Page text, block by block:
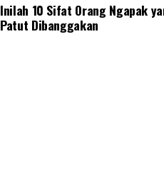
Inilah 10 Sifat Orang Ngapak
Patut Dibanggakan